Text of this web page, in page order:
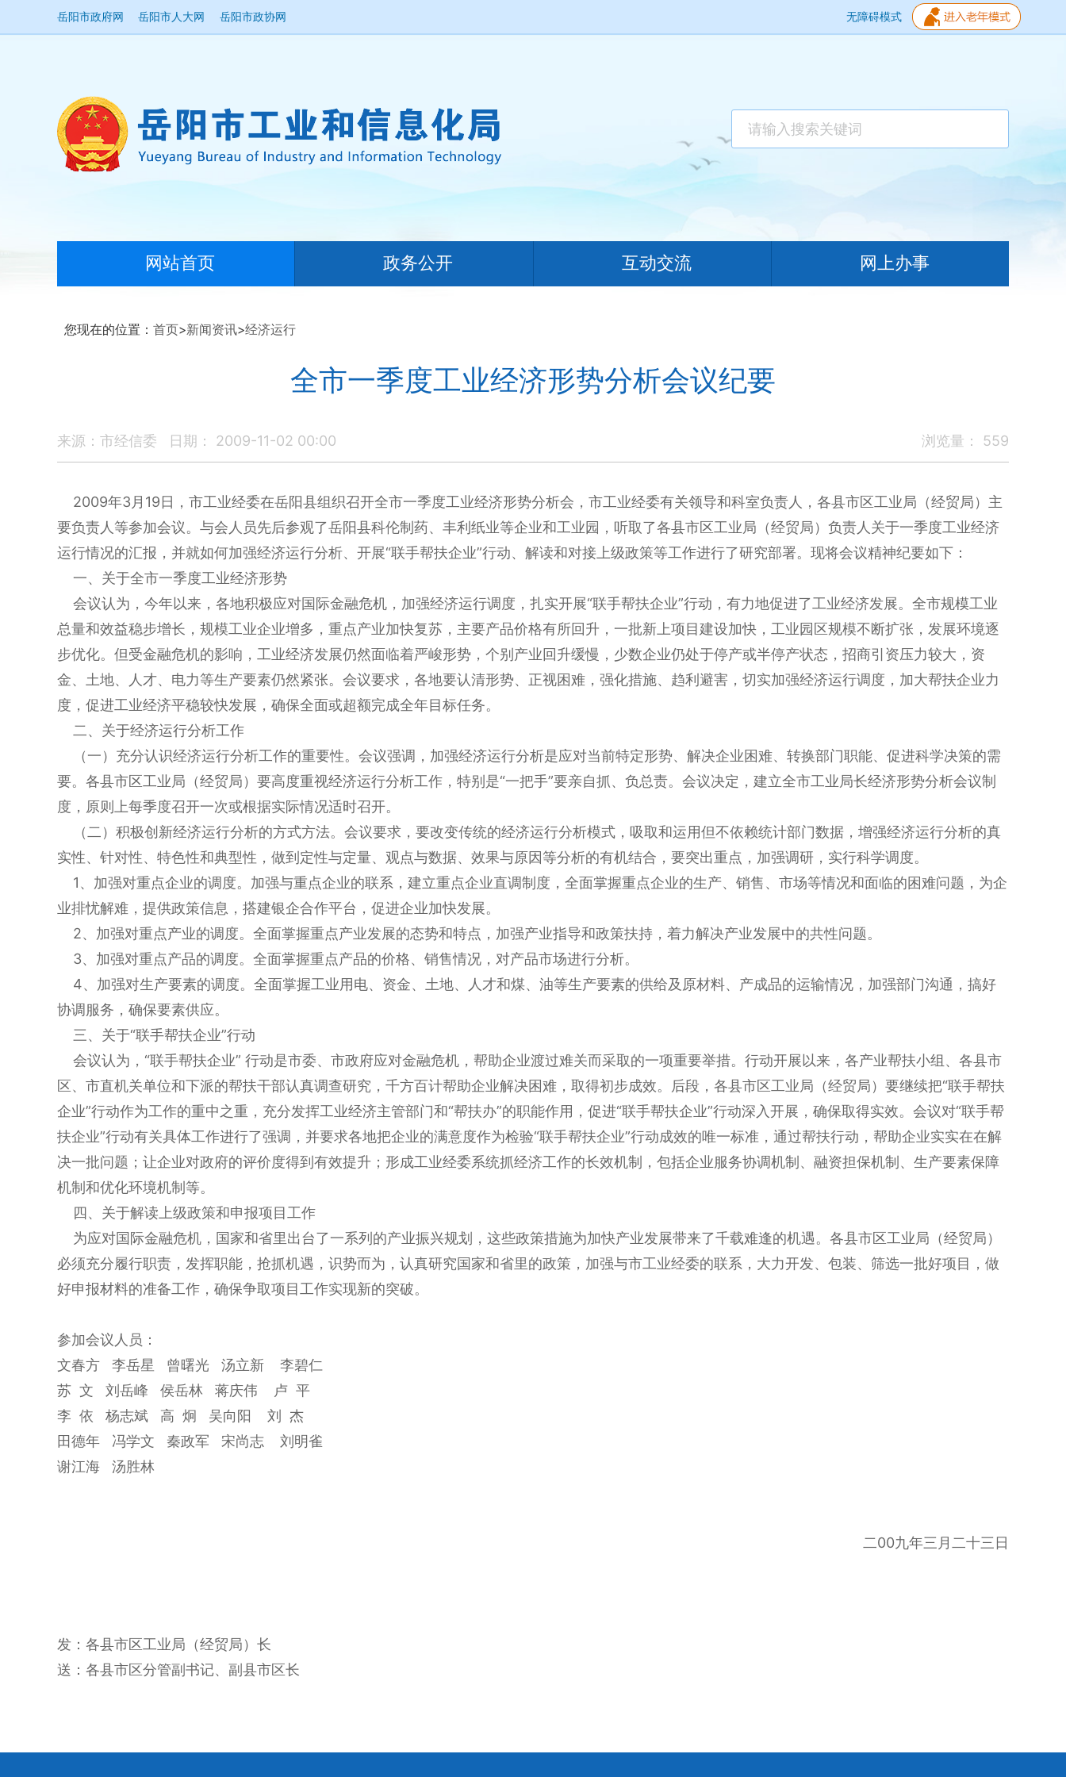
岳阳市政府网 岳阳市人大网 岳阳市政协网 无障碍模式
网站首页 政务公开 互动交流 网上办事
您现在的位置： 首页>新闻资讯>经济运行
全市一季度工业经济形势分析会议纪要
来源：市经信委 日期： 2009-11-02 00:00 浏览量： 559
2009年3月19日，市工业经委在岳阳县组织召开全市一季度工业经济形势分析会，市工业经委有关领导和科室负责人，各县市区工业局（经贸局）主
要负责人等参加会议。与会人员先后参观了岳阳县科伦制药、丰利纸业等企业和工业园，听取了各县市区工业局（经贸局）负责人关于一季度工业经济
运行情况的汇报，并就如何加强经济运行分析、开展“联手帮扶企业”行动、解读和对接上级政策等工作进行了研究部署。现将会议精神纪要如下：
一、关于全市一季度工业经济形势
会议认为，今年以来，各地积极应对国际金融危机，加强经济运行调度，扎实开展“联手帮扶企业”行动，有力地促进了工业经济发展。全市规模工业
总量和效益稳步增长，规模工业企业增多，重点产业加快复苏，主要产品价格有所回升，一批新上项目建设加快，工业园区规模不断扩张，发展环境逐
步优化。但受金融危机的影响，工业经济发展仍然面临着严峻形势，个别产业回升缓慢，少数企业仍处于停产或半停产状态，招商引资压力较大，资
金、土地、人才、电力等生产要素仍然紧张。会议要求，各地要认清形势、正视困难，强化措施、趋利避害，切实加强经济运行调度，加大帮扶企业力
度，促进工业经济平稳较快发展，确保全面或超额完成全年目标任务。
二、关于经济运行分析工作
（一）充分认识经济运行分析工作的重要性。会议强调，加强经济运行分析是应对当前特定形势、解决企业困难、转换部门职能、促进科学决策的需
要。各县市区工业局（经贸局）要高度重视经济运行分析工作，特别是“一把手”要亲自抓、负总责。会议决定，建立全市工业局长经济形势分析会议制
度，原则上每季度召开一次或根据实际情况适时召开。
（二）积极创新经济运行分析的方式方法。会议要求，要改变传统的经济运行分析模式，吸取和运用但不依赖统计部门数据，增强经济运行分析的真
实性、针对性、特色性和典型性，做到定性与定量、观点与数据、效果与原因等分析的有机结合，要突出重点，加强调研，实行科学调度。
1、加强对重点企业的调度。加强与重点企业的联系，建立重点企业直调制度，全面掌握重点企业的生产、销售、市场等情况和面临的困难问题，为企
业排忧解难，提供政策信息，搭建银企合作平台，促进企业加快发展。
2、加强对重点产业的调度。全面掌握重点产业发展的态势和特点，加强产业指导和政策扶持，着力解决产业发展中的共性问题。
3、加强对重点产品的调度。全面掌握重点产品的价格、销售情况，对产品市场进行分析。
4、加强对生产要素的调度。全面掌握工业用电、资金、土地、人才和煤、油等生产要素的供给及原材料、产成品的运输情况，加强部门沟通，搞好
协调服务，确保要素供应。
三、关于“联手帮扶企业”行动
会议认为，“联手帮扶企业” 行动是市委、市政府应对金融危机，帮助企业渡过难关而采取的一项重要举措。行动开展以来，各产业帮扶小组、各县市
区、市直机关单位和下派的帮扶干部认真调查研究，千方百计帮助企业解决困难，取得初步成效。后段，各县市区工业局（经贸局）要继续把“联手帮扶
企业”行动作为工作的重中之重，充分发挥工业经济主管部门和“帮扶办”的职能作用，促进“联手帮扶企业”行动深入开展，确保取得实效。会议对“联手帮
扶企业”行动有关具体工作进行了强调，并要求各地把企业的满意度作为检验“联手帮扶企业”行动成效的唯一标准，通过帮扶行动，帮助企业实实在在解
决一批问题；让企业对政府的评价度得到有效提升；形成工业经委系统抓经济工作的长效机制，包括企业服务协调机制、融资担保机制、生产要素保障
机制和优化环境机制等。
四、关于解读上级政策和申报项目工作
为应对国际金融危机，国家和省里出台了一系列的产业振兴规划，这些政策措施为加快产业发展带来了千载难逢的机遇。各县市区工业局（经贸局）
必须充分履行职责，发挥职能，抢抓机遇，识势而为，认真研究国家和省里的政策，加强与市工业经委的联系，大力开发、包装、筛选一批好项目，做
好申报材料的准备工作，确保争取项目工作实现新的突破。
参加会议人员：
文春方 李岳星 曾曙光 汤立新 李碧仁
苏 文 刘岳峰 侯岳林 蒋庆伟 卢 平
李 依 杨志斌 高 炯 吴向阳 刘 杰
田德年 冯学文 秦政军 宋尚志 刘明雀
谢江海 汤胜林
二00九年三月二十三日
发：各县市区工业局（经贸局）长
送：各县市区分管副书记、副县市区长